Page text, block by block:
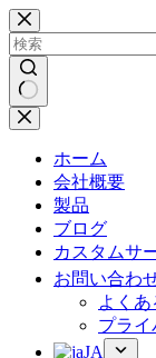
コ
ン
テ
ン
ツ
へ
結
ホーム
会社概要
製品
ブログ
カスタムサ
お問い合わ
よくあ
プライ
JA